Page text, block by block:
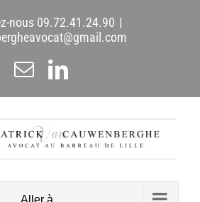
nous 09.72.41.24.90 |
EmailLinkedIn